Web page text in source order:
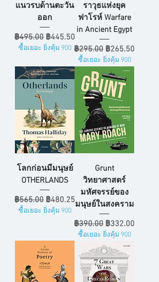
แนวรบด้านตะวัน
ออก
ราคาปกติ
฿495.00 ราคาขายลด
฿445.50
ซื้อเยอะ ยิ่งคุ้ม 900
ราวุธแห่งยุค
ฟาโรห์ Warfare
in Ancient Egypt
ราคาปกติ
฿295.00 ราคาขายลด
฿265.50
ซื้อเยอะ ยิ่งคุ้ม 900
โลกก่อนมีมนุษย์
OTHERLANDS
ราคาปกติ
฿565.00 ราคาขายลด
฿480.25
ซื้อเยอะ ยิ่งคุ้ม 900
Grunt
วิทยาศาสตร์
มหัศจรรย์ของ
มนุษย์ในสงคราม
ราคาปกติ
฿390.00 ราคาขายลด
฿332.00
ซื้อเยอะ ยิ่งคุ้ม 900